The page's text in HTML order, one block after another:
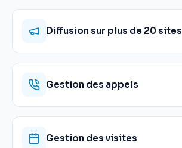
Diffusion sur plus de 20 sites
Gestion des appels
Gestion des visites